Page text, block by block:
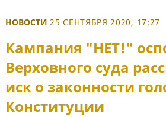
НОВОСТИ 25 СЕНТЯБРЯ 2020, 17:27
Кампания "НЕТ!"
Верховного суда
иск о законности
Конституции